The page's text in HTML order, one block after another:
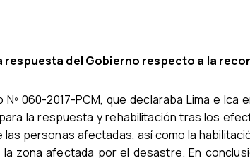
respuesta del Gobierno respecto a la
060-2017-PCM, que declaraba Lima e
la respuesta y rehabilitación tras los
las personas afectadas, así como la
zona afectada por el desastre. En